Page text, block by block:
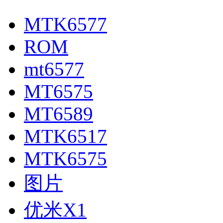
MTK6577
ROM
mt6577
MT6575
MT6589
MTK6517
MTK6575
图片
优米X1